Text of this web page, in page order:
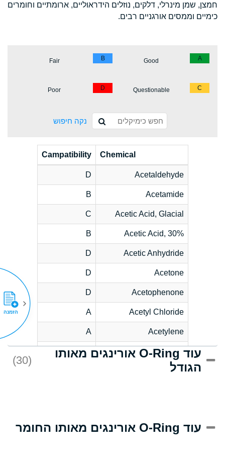
חמצן, שמן מינרלי, דלקים, נוזלים הידראוליים, ארומתיים וחומרים
כימיים וממסים אורגניים רבים.
A
Good
B
Fair
C
Questionable
D
Poor
נקה חיפוש
Chemical
Campatibility
Acetaldehyde
D
Acetamide
B
Acetic Acid, Glacial
C
Acetic Acid, 30%
B
Acetic Anhydride
D
Acetone
D
Acetophenone
D
Acetyl Chloride
A
Acetylene
A
Acrlylonitrile
C
Adipic Acid
(Aqueous)
עוד O-Ring אורינגים מאותו
הגודל
(30)
עוד O-Ring אורינגים מאותו החומר
הזמנה